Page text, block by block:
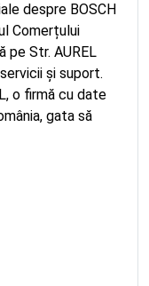
despre BOSCH
Comerțului
pe Str. AUREL
și suport.
o firmă cu date
gata să